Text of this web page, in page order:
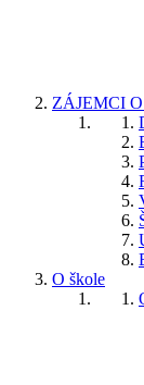
ZÁJEMCI
O škole